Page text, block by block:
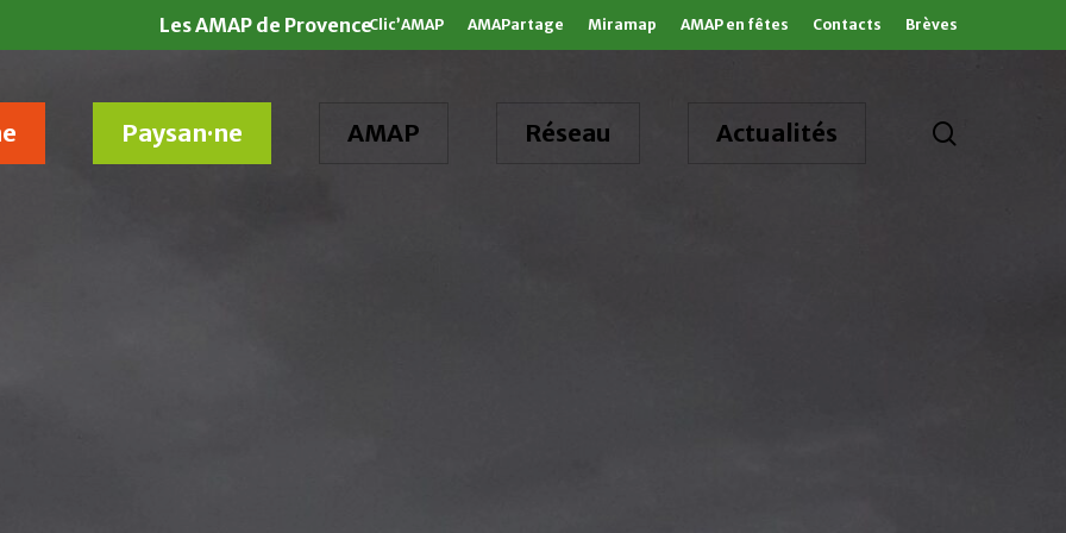
Les AMAP de ProvenceClic’AMAP AMAPartage Miramap AMAP en fêtes Contacts Brèves
Paysan·ne AMAP Réseau Actualités